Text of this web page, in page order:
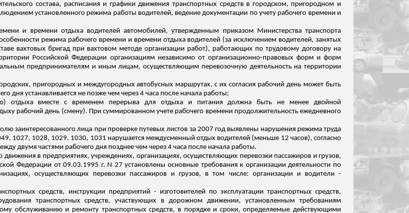
состава, расписания и графики движения транспортных средств в городском, пригородном и
установленного режима работы водителей, ведение документации по учету рабочего времени и
и времени отдыха водителей автомобилей, утвержденным приказом Министерства транспорта
режима рабочего времени и времени отдыха водителей (за исключением водителей, занятых
вахтовых бригад при вахтовом методе организации работ), работающих по трудовому договору на
Российской Федерации организациям независимо от организационно-правовых форм и форм
предпринимателям и иным лицам, осуществляющим перевозочную деятельность на территории
пригородных и междугородных автобусных маршрутах, с их согласия рабочий день может быть
дня устанавливается не позже чем через 4 часа после начала работы;
отдыха вместес временем перерыва для отдыха и питания должна быть не менее двойной
рабочий день (смену). При суммированном учете рабочего времени продолжительность ежедневного
заинтересованного лица при проверке путевых листов за 2007 год выявлены нарушения режима труда
1027, 1028, 1029, 1030, 1031 нарушается междусменный отдых водителей (меньше 12 часов), согласно
двумя частями рабочего дня позднее чем через 4 часа после начала работы.
в предприятиях, учреждениях, организациях, осуществляющих перевозки пассажиров и грузов,
Федерации от 09.03.1995 г. N 27 установлены основные требования к организации деятельности по
осуществляющих перевозки пассажиров и грузов, в том числе: организации и водители -
средств, инструкции предприятий - изготовителей по эксплуатации транспортных средств,
транспортных средств, участвующих в дорожном движении, установленным требованиям
обслуживанию и ремонту транспортных средств, в порядке и сроки, определяемые действующими